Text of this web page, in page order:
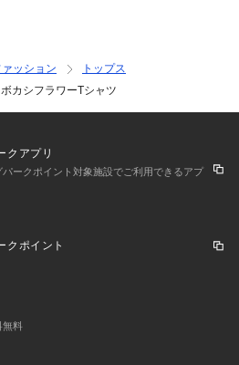
り登録をおススメ】
荷通知や、ラスト1点、セールの通
録
早くブランドの情報を受け取ること
KIKUCHI店舗では取り扱いがござ
りも色味が違って見える場合があ
ァッション
トップス
ボカシフラワーTシャツ
クアプリ
ークポイント対象施設でご利用できるアプ
クポイント
無料